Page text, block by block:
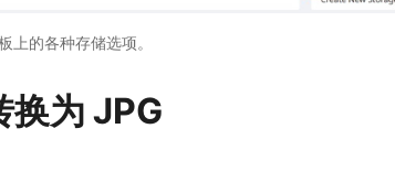
上的各种存储选项。
为 JPG